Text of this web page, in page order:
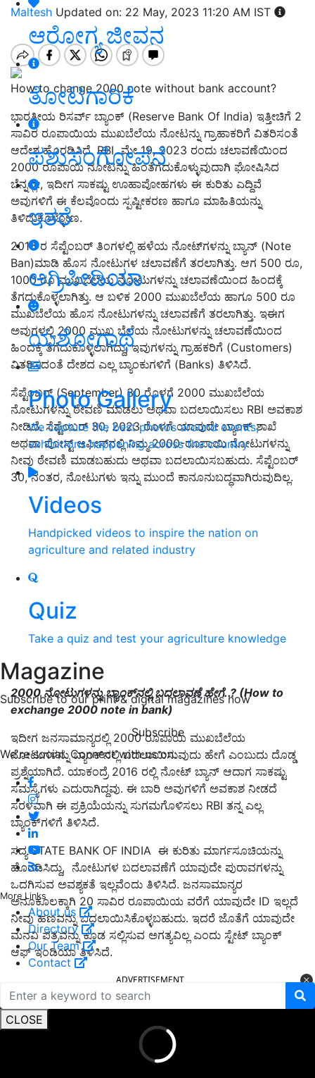
ಆರೋಗ್ಯ ಜೀವನ
ತೋಟಗಾರಿಕೆ
ಪಶುಸಂಗೋಪನೆ
ಇತರೆ
ಅಗ್ರಿಪೀಡಿಯಾ
ಯಶೋಗಾಥೆ
Photo Gallery
We capture the best photos around events,
exhibitions happening across the country
Videos
Handpicked videos to inspire the nation on
agriculture and related industry
Quiz
Take a quiz and test your agriculture knowledge
Magazine
Subscribe to our print & digital magazines now
Subscribe
We're social. Connect with us on:
More Links
About us
Directory
Our Team
Contact
CLOSE
Maltesh Updated on: 22 May, 2023 11:20 AM IST
How to change 2000 note without bank account?
ಭಾರತೀಯ ರಿಸರ್ವ್‌ ಬ್ಯಾಂಕ್‌ (Reserve Bank Of India) ಇತ್ತೀಚಿಗೆ 2
ಸಾವಿರ ರೂಪಾಯಿಯ ಮುಖಬೆಲೆಯ ನೋಟನ್ನು ಗ್ರಾಹಾಕರಿಗೆ ವಿತರಿಸಂತೆ
ಆದೇಶ ಹೊರಡಿಸಿದೆ. RBI ಮೇ 19, 2023 ರಂದು ಚಲಾವಣೆಯಿಂದ
2000 ರೂಪಾಯಿ ನೋಟನ್ನು ಹಿಂತೆಗೆದುಕೊಳ್ಳುವುದಾಗಿ ಘೋಷಿಸಿದ
ಬೆನ್ನಲ್ಲೇ, ಇದೀಗ ಸಾಕಷ್ಟು ಊಹಾಪೋಹಗಳು ಈ ಕುರಿತು ಎದ್ದಿವೆ
ಅವುಗಳಿಗೆ ಈ ಕೆಲವೊಂದು ಸ್ಪಷ್ಟೀಕರಣ ಹಾಗೂ ಮಾಹಿತಿಯನ್ನು
ತಿಳಿದುಕೊಳ್ಳೋಣ.
2016 ರ ಸೆಪ್ಟೆಂಬರ್‌ ತಿಂಗಳಲ್ಲಿ ಹಳೆಯ ನೋಟ್‌ಗಳನ್ನು ಬ್ಯಾನ್‌ (Note
Ban)ಮಾಡಿ ಹೊಸ ನೋಟುಗಳ ಚಲಾವಣೆಗೆ ತರಲಾಗಿತ್ತು. ಆಗ 500 ರೂ,
1000 ರೂ ಮುಖಬೆಲೆಯ ನೋಟುಗಳನ್ನು ಚಲಾವಣೆಯಿಂದ ಹಿಂದಕ್ಕೆ
ತೆಗದುಕೊಳ್ಳಲಾಗಿತ್ತು. ಆ ಬಳಿಕ 2000 ಮುಖಬೆಲೆಯ ಹಾಗೂ 500 ರೂ
ಮುಖಬೆಲೆಯ ಹೊಸ ನೋಟುಗಳನ್ನು ಚಲಾವಣೆಗೆ ತರಲಾಗಿತ್ತು. ಇಈಗ
ಅವುಗಳಲ್ಲಿ 2000 ಮುಖ ಬೆಲೆಯ ನೋಟುಗಳನ್ನು ಚಲಾವಣೆಯಿಂದ
ಹಿಂದಕ್ಕೆ ತೆಗೆದುಕೊಳ್ಳಲಾಗಿದ್ದು, ಇವುಗಳನ್ನು ಗ್ರಾಹಕರಿಗೆ (Customers)
ವಿತರಿಸದಂತೆ ದೇಶದ ಎಲ್ಲ ಬ್ಯಾಂಕುಗಳಿಗೆ (Banks) ತಿಳಿಸಿದೆ.
ಸೆಪ್ಟೆಂಬರ್‌ (September) 30 ರೊಳಗೆ 2000 ಮುಖಬೆಲೆಯ
ನೋಟುಗಳನ್ನು ಠೇವಣಿ ಮಾಡಲು ಅಥವಾ ಬದಲಾಯಿಸಲು RBI ಅವಕಾಶ
ನೀಡಿದೆ. ಸೆಪ್ಟೆಂಬರ್ 30, 2023 ರೊಳಗೆ ಯಾವುದೇ ಬ್ಯಾಂಕ್ ಶಾಖೆ
ಅಥವಾ ಪೋಸ್ಟ್ ಆಫೀಸ್‌ನಲ್ಲಿ ನಿಮ್ಮ 2000-ರೂಪಾಯಿ ನೋಟುಗಳನ್ನು
ನೀವು ಠೇವಣಿ ಮಾಡಬಹುದು ಅಥವಾ ಬದಲಾಯಿಸಬಹುದು. ಸೆಪ್ಟೆಂಬರ್
30, ನಂತರ, ನೋಟುಗಳು ಇನ್ನು ಮುಂದೆ ಕಾನೂನುಬದ್ಧವಾಗಿರುವುದಿಲ್ಲ.
2000 ನೋಟುಗಳನ್ನು ಬ್ಯಾಂಕ್‌ನಲ್ಲಿ ಬದಲಾವಣೆ ಹೇಗೆ..? (How to
exchange 2000 note in bank)
ಇದೀಗ ಜನಸಾಮಾನ್ಯರಲ್ಲಿ 2000 ರೂಪಾಯಿ ಮುಖಬೆಲೆಯ
ನೋಟುಗಳನ್ನು ಬ್ಯಾಂಕ್‌ನಲ್ಲಿ ಬದಲಾಯಿಸುವುದು ಹೇಗೆ ಎಂಬುದು ದೊಡ್ಡ
ಪ್ರಶ್ನೆಯಾಗಿದೆ. ಯಾಕಂದ್ರೆ 2016 ರಲ್ಲಿ ನೋಟ್‌ ಬ್ಯಾನ್‌ ಆದಾಗ ಸಾಕಷ್ಟು
ಸಮಸ್ಯೆಗಳು ಎದುರಾಗಿದ್ದವು. ಈ ಬಾರಿ ಅವುಗಳಿಗೆ ಅವಕಾಶ ನೀಡದೆ
ಸರಳವಾಗಿ ಈ ಪ್ರಕ್ರಿಯೆಯನ್ನು ಸುಗಮಗೊಳಿಸಲು RBI ತನ್ನ ಎಲ್ಲ
ಬ್ಯಾಂಕ್‌ಗಳಿಗೆ ತಿಳಿಸಿದೆ.
ಸದ್ಯ STATE BANK OF INDIA ಈ ಕುರಿತು ಮಾರ್ಗಸೂಚಿಯನ್ನು
ಹೊರಡಿಸಿದ್ದು, ನೋಟುಗಳ ಬದಲಾವಣೆಗೆ ಯಾವುದೇ ಪುರಾವಗಳನ್ನು
ಒದಗಿಸುವ ಅವಶ್ಯಕತೆ ಇಲ್ಲವೆಂದು ತಿಳಿಸಿದೆ. ಜನಸಾಮಾನ್ಯರ
ಅನೂಕೂಲಕ್ಕಾಗಿ 20 ಸಾವಿರ ರೂಪಾಯಿಯ ವರೆಗೆ ಯಾವುದೇ ID ಇಲ್ಲದೆ
ನೀವು ಹಣವನ್ನು ಬದಲಾಯಿಸಿಕೊಳ್ಳಬಹುದು. ಇದರೆ ಜೊತೆಗೆ ಯಾವುದೇ
ಮನವಿ ಪತ್ರವನ್ನು ಕೂಡ ಸಲ್ಲಿಸುವ ಅಗತ್ಯವಿಲ್ಲ ಎಂದು ಸ್ಟೇಟ್‌ ಬ್ಯಾಂಕ್‌
ಆಫ್‌ ಇಂಡಿಯಾ ತಿಳಿಸಿದೆ.
ADVERTISEMENT